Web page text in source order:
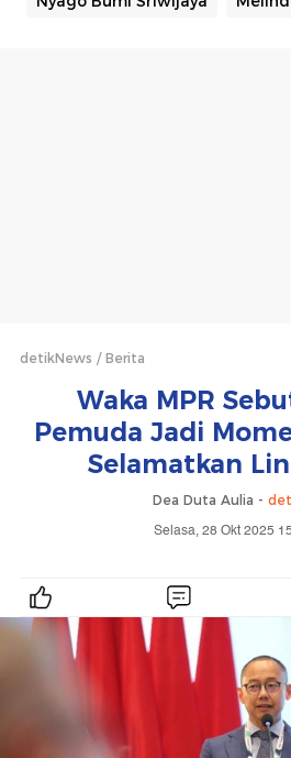
detikNews Berita
Waka MPR
Pemuda Jadi
Selamatkan
Dea Duta Aulia -
Selasa, 28 Okt 2025